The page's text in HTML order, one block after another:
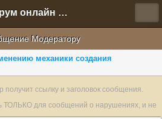
Форум онлайн игры "Новая Эра" (Нюра Биз)
Модератору
механики создания
ссылку и заголовок сообщения.
ТОЛЬКО для сообщений о нарушениях, и не